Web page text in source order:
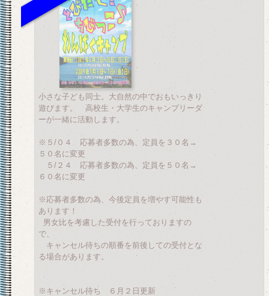
小さな子ども同士。大自然の中でおもいっきり
遊びます。 高校生・大学生のキャンプリーダ
ーが一緒に活動します。
※５/０４ 応募者多数の為、定員を３０名→
５０名に変更
５/２４ 応募者多数の為、定員を５０名→
６０名に変更
※応募者多数の為、今後定員を増やす可能性も
あります！
男女比を考慮した受付を行っておりますの
で、
キャンセル待ちの順番を前後しての受付とな
る場合があります。
※キャンセル待ち ６月２日更新